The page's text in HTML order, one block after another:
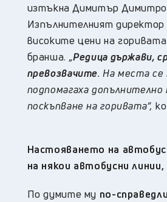
изтъкна Димитър
Изпълнителният
високите цени на
бранша. „Редица държави,
превозвачите. На места се
подпомагаха
поскъпване на горивата“,
Настояването на
на някои автобусни
По думите му по-